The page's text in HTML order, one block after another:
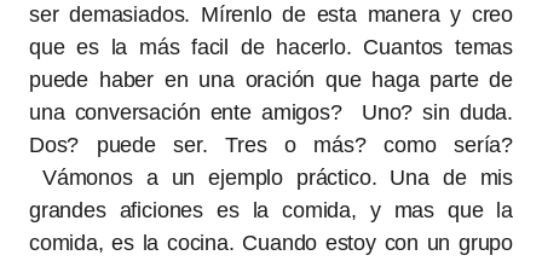
ser demasiados. Mírenlo de esta manera y creo
que es la más facil de hacerlo. Cuantos temas
puede haber en una oración que haga parte de
una conversación ente amigos? Uno? sin duda.
Dos? puede ser. Tres o más? como sería?
Vámonos a un ejemplo práctico. Una de mis
grandes aficiones es la comida, y mas que la
comida, es la cocina. Cuando estoy con un grupo